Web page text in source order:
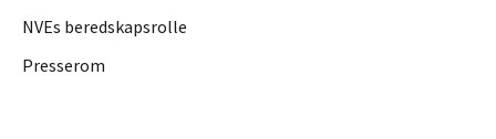
NVEs beredskapsrolle
Presserom